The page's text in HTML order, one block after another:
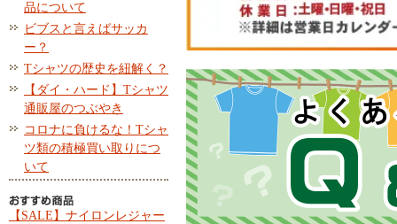
品について
ビブスと言えばサッカ
ー？
Tシャツの歴史を紐解く？
【ダイ・ハード】Tシャツ
通販屋のつぶやき
コロナに負けるな！Tシャ
ツ類の積極買い取りにつ
いて
【SALE】ナイロンレジャー